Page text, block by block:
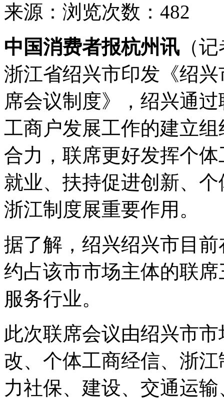
来源： 浏览次数：482
中国消费者报杭州讯 （
浙江省绍兴市印发《绍
席会议制度》，绍兴通
工商户发展工作的建立组
合力，联席更好发挥个
就业、扶持促进创新、
浙江制度展重要作用。
据了解，绍兴绍兴市目
约占该市市场主体的联席
服务行业。
此次联席会议由绍兴市
改、个体工商经信、浙
力社保、建设、交通运